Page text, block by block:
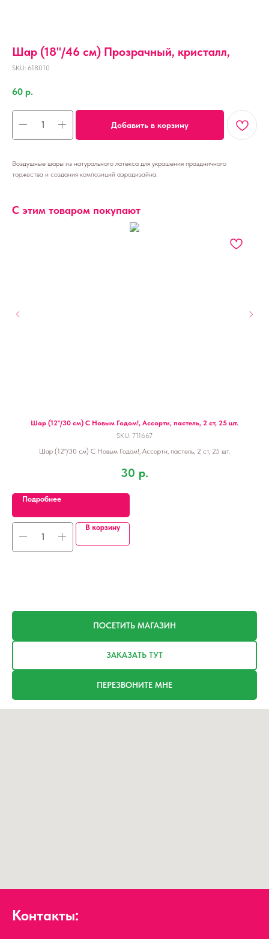
Шар (18''/46 см) Прозрачный, кристалл,
SKU: 618010
60 р.
Добавить в корзину
Воздушные шары из натурального латекса для украшения праздничного
торжества и создания композиций аэродизайна.
С этим товаром покупают
Шар (12''/30 см) С Новым Годом!, Ассорти, пастель, 2 ст, 25 шт.
SKU: 711667
Шар (12''/30 см) С Новым Годом!, Ассорти, пастель, 2 ст, 25 шт.
30 р.
Подробнее
В корзину
ПОСЕТИТЬ МАГАЗИН
ЗАКАЗАТЬ ТУТ
ПЕРЕЗВОНИТЕ МНЕ
Контакты: